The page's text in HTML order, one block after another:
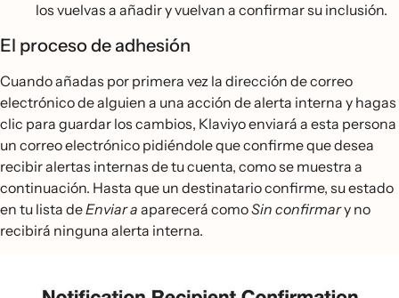
los vuelvas a añadir y vuelvan a confirmar su inclusión.
El proceso de adhesión
Cuando añadas por primera vez la dirección de correo
electrónico de alguien a una acción de alerta interna y hagas
clic para guardar los cambios, Klaviyo enviará a esta persona
un correo electrónico pidiéndole que confirme que desea
recibir alertas internas de tu cuenta, como se muestra a
continuación. Hasta que un destinatario confirme, su estado
en tu lista deEnviar a aparecerá comoSin confirmary no
recibirá ninguna alerta interna.